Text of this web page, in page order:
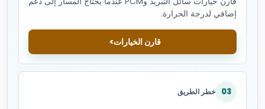
إضافي لدرجة الحرارة.
قارن الخيارات
03 خطر الطريق